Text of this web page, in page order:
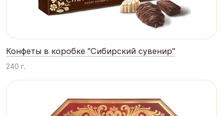
Конфеты в коробке "Сибирский сувенир"
240 г.